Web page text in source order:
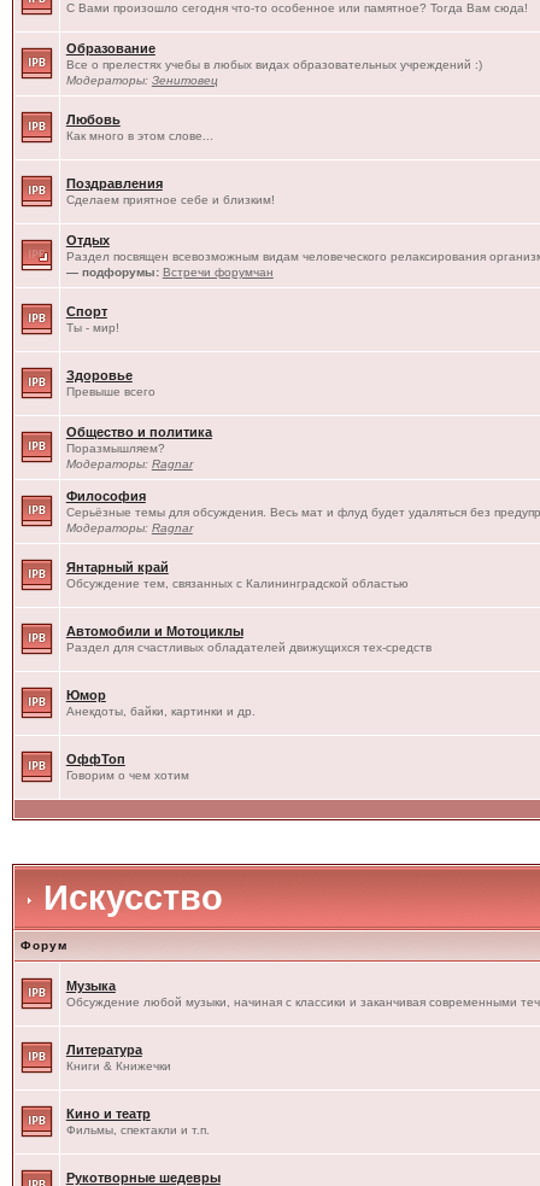
С Вами произошло сегодня что-то особенное или памятное? Тогда Вам сюда!
Образование
Все о прелестях учебы в любых видах образовательных учреждений :)
Модераторы: Зенитовец
Любовь
Как много в этом слове...
Поздравления
Сделаем приятное себе и близким!
Отдых
Раздел посвящен всевозможным видам человеческого релаксирования
— подфорумы: Встречи форумчан
Спорт
Ты - мир!
Здоровье
Превыше всего
Общество и политика
Поразмышляем?
Модераторы: Ragnar
Философия
Серьёзные темы для обсуждения. Весь мат и флуд будет удаляться без
Модераторы: Ragnar
Янтарный край
Обсуждение тем, связанных с Калининградской областью
Автомобили и Мотоциклы
Раздел для счастливых обладателей движущихся тех-средств
Юмор
Анекдоты, байки, картинки и др.
ОффТоп
Говорим о чем хотим
Искусство
Форум
Музыка
Обсуждение любой музыки, начиная с классики и заканчивая современными
Литература
Книги & Книжечки
Кино и театр
Фильмы, спектакли и т.п.
Рукотворные шедевры